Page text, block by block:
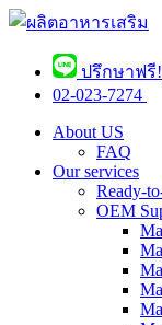
ปรึกษาฟรี!
02-023-7274 ​
About US
FAQ
Our services
Ready-
OEM